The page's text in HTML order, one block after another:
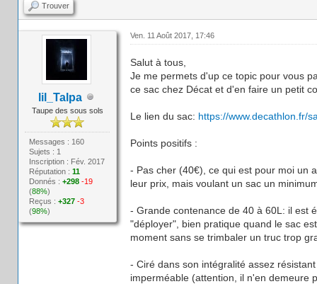
Trouver
lil_Talpa
Taupe des sous sols
Messages : 160
Sujets : 1
Inscription : Fév. 2017
Réputation :11
Donnés :+298 -19
(88%)
Reçus :+327 -3
(98%)
Ven. 11 Août 2017, 17:46
Salut à tous,
Je me permets d'up ce topic pour vous
ce sac chez Décat et d'en faire un petit
Le lien du sac: https://www.decathlon.fr/
Points positifs :
- Pas cher (40€), ce qui est pour moi un
leur prix, mais voulant un sac un
- Grande contenance de 40 à 60L: il est
"déployer", bien pratique quand le sac
moment sans se trimbaler un truc trop
- Ciré dans son intégralité assez
imperméable (attention, il n'en demeure